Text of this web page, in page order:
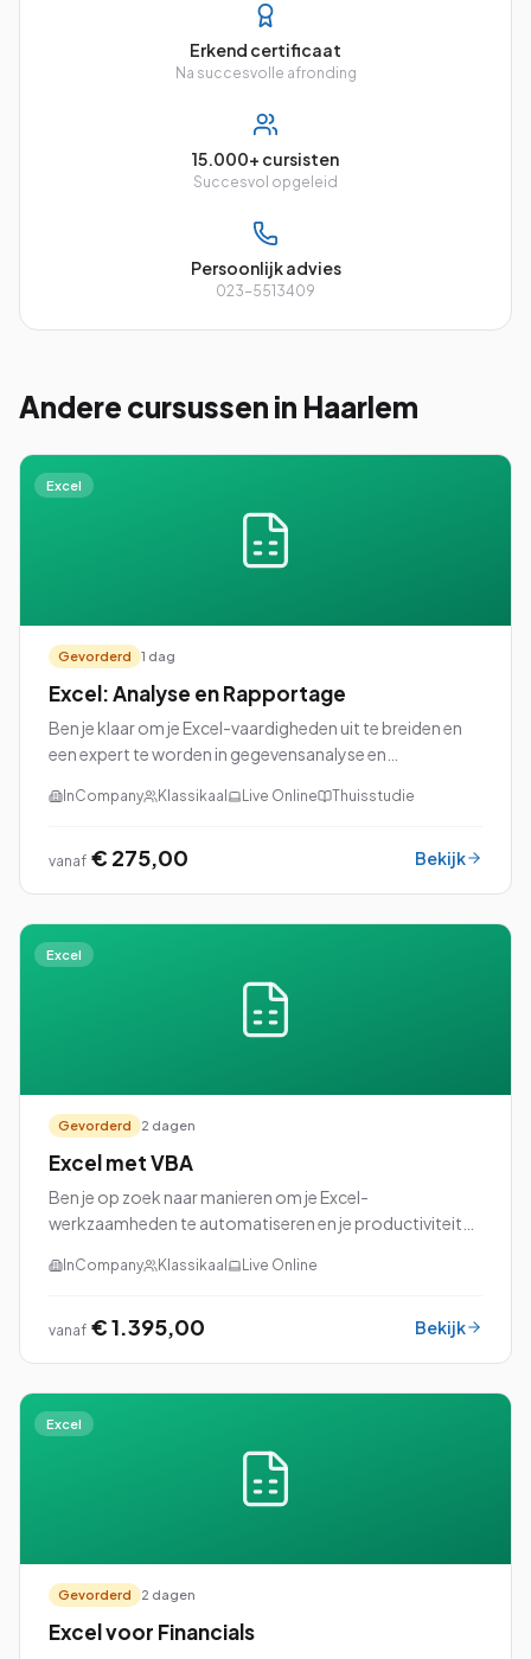
Erkend certificaat
Na succesvolle afronding
15.000+ cursisten
Succesvol opgeleid
Persoonlijk advies
023-5513409
Andere cursussen in Haarlem
Excel
Gevorderd 1 dag
Excel: Analyse en Rapportage
Ben je klaar om je Excel-vaardigheden uit te breiden en
een expert te worden in gegevensanalyse en
Rapportage perfect voor jou!
InCompany Klassikaal Live Online Thuisstudie
vanaf € 275,00 Bekijk
Excel
Gevorderd 2 dagen
Excel met VBA
Ben je op zoek naar manieren om je Excel-
werkzaamheden te automatiseren en je productiviteit
met VBA (Visual Basic for Applications) perfec...
InCompany Klassikaal Live Online
vanaf € 1.395,00 Bekijk
Excel
Gevorderd 2 dagen
Excel voor Financials